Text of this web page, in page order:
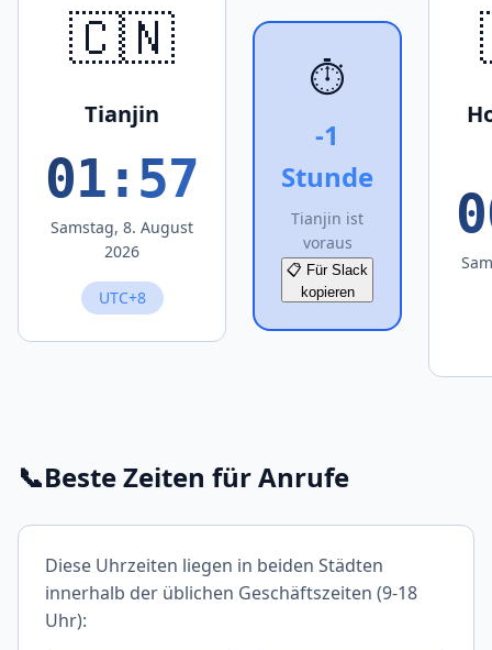
🇨🇳
Tianjin
01:57
Samstag, 8. August
2026
UTC+8
⏱️
-1
Stunde
Tianjin ist
voraus
📋 Für Slack
kopieren
📞Beste Zeiten für Anrufe
Diese Uhrzeiten liegen in beiden Städten
innerhalb der üblichen Geschäftszeiten (9-18
Uhr):